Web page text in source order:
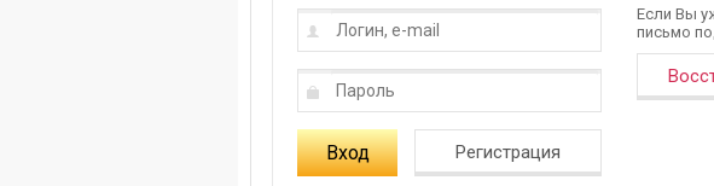
Вход Регистрация
Если Вы
письмо